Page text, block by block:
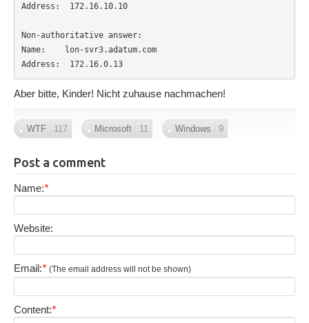
Address:  172.16.10.10
Non-authoritative answer:
Name:    lon-svr3.adatum.com
Address:  172.16.0.13
Aber bitte, Kinder! Nicht zuhause nachmachen!
WTF 117 Microsoft 11 Windows 9
Post a comment
Name:*
Website:
Email:* (The email address will not be shown)
Content:*